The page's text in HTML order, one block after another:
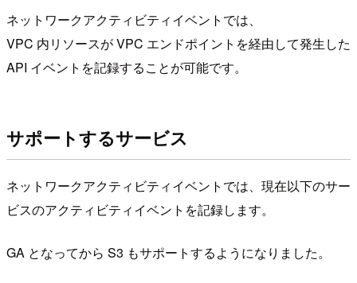
ネットワークアクティビティイベントでは、
VPC 内リソースが VPC エンドポイントを経由して発生した
API イベントを記録することが可能です。
サポートするサービス
ネットワークアクティビティイベントでは、現在以下のサー
ビスのアクティビティイベントを記録します。
GA となってから S3 もサポートするようになりました。